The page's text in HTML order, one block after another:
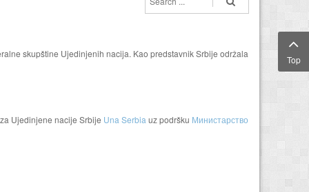
skupštine Ujedinjenih nacija. Kao predstavnik Srbije održala
Ujedinjene nacije Srbije Una Serbia uz podršku Министарство
Top